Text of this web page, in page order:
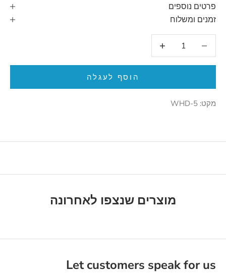
פרטים נוספים
זמנים ומשלוח
הקטנת הכמות הגדלת הכמות
הוסף לעגלה
מקט: WHD-5
מוצרים שנצפו לאחרונה
Let customers speak for us